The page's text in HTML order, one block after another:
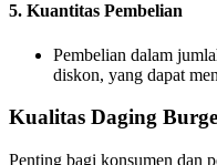
5. Kuantitas Pembelian
Pembelian dalam
diskon, yang dapat
Kualitas Daging
Penting bagi konsumen dan